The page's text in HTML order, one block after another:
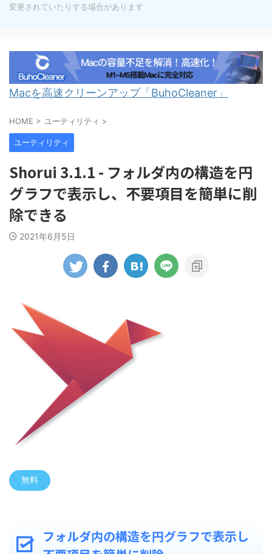
変更されていたりする場合があります
Macを高速クリーンアップ「BuhoCleaner」
HOME > ユーティリティ >
ユーティリティ
Shorui 3.1.1 - フォルダ内の構造を円
グラフで表示し、不要項目を簡単に削
除できる
2021年6月5日
無料
フォルダ内の構造を円グラフで表示し